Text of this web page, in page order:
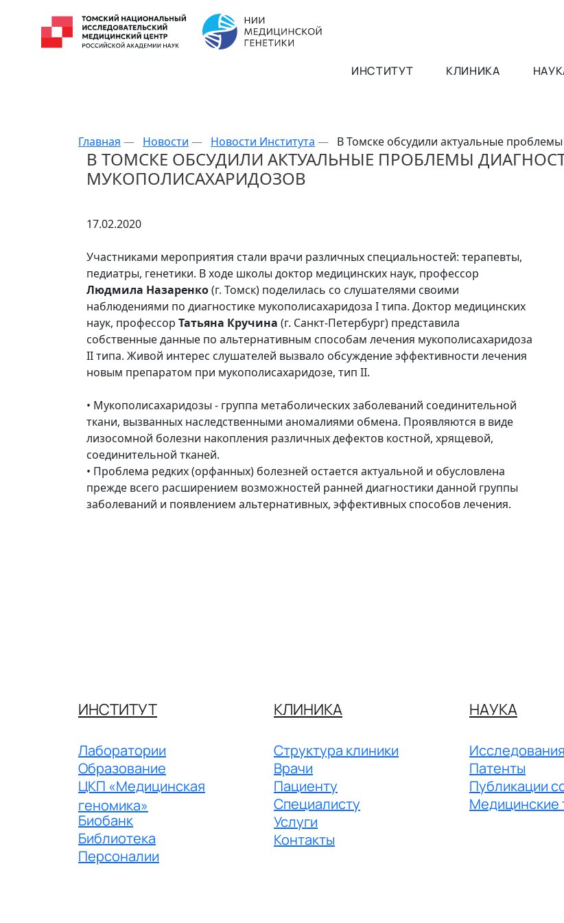
ИНСТИТУТ КЛИНИКА
Главная — Новости — Новости Института — В Томске обсудили актуальные
В ТОМСКЕ ОБСУДИЛИ АКТУАЛЬНЫЕ ПРОБЛЕМЫ
МУКОПОЛИСАХАРИДОЗОВ
17.02.2020
Участниками мероприятия стали врачи различных специальностей: терапевты,
педиатры, генетики. В ходе школы доктор медицинских наук, профессор
Людмила Назаренко(г. Томск) поделилась со слушателями своими
наблюдениями по диагностике мукополисахаридоза I типа. Доктор медицинских
наук, профессор Татьяна Кручина (г. Санкт-Петербург) представила
собственные данные по альтернативным способам лечения мукополисахаридоза
II типа. Живой интерес слушателей вызвало обсуждение эффективности лечения
новым препаратом при мукополисахаридозе, тип II.
• Мукополисахаридозы - группа метаболических заболеваний соединительной
ткани, вызванных наследственными аномалиями обмена. Проявляются в виде
лизосомной болезни накопления различных дефектов костной, хрящевой,
соединительной тканей.
• Проблема редких (орфанных) болезней остается актуальной и обусловлена
прежде всего расширением возможностей ранней диагностики данной группы
заболеваний и появлением альтернативных, эффективных способов лечения.
ИНСТИТУТ
Лаборатории
Образование
ЦКП «Медицинская
геномика»
Биобанк
Библиотека
Персоналии
КЛИНИКА
Структура клиники
Врачи
Пациенту
Специалисту
Услуги
Контакты
НАУКА
Исследования
Патенты
Публикации
Медицинские